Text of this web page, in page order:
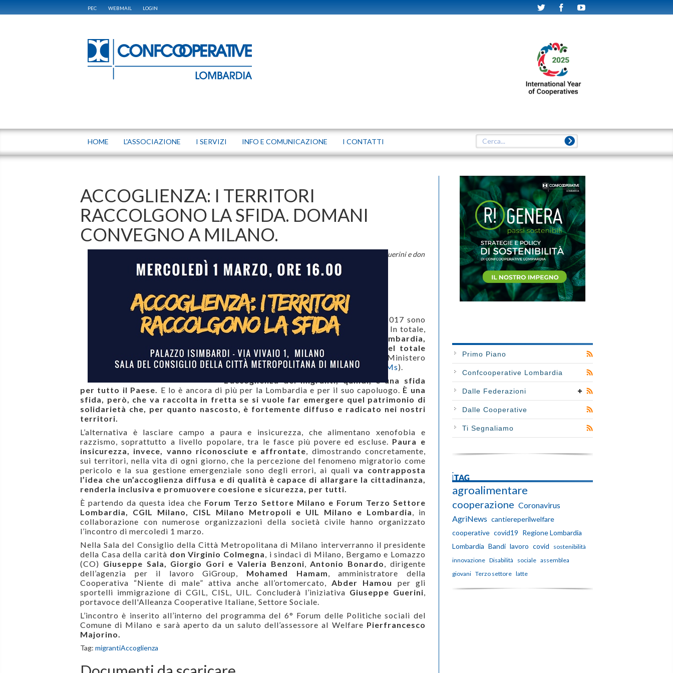
PEC WEBMAIL LOGIN
HOME L'ASSOCIAZIONE I SERVIZI INFO E COMUNICAZIONE I CONTATTI
ACCOGLIENZA: I TERRITORI
RACCOLGONO LA SFIDA. DOMANI
CONVEGNO A MILANO.
Tra i relatori Giuseppe Sala, Giorgio Gori, Giuseppe Guerini e don
Virginio Colmegna
martedì 28 febbraio 2017 Categorie:
Tags:migranti,Accoglienza
Dopo le 181.436 dello scorso anno, nel 2017 sono
già sbarcate in Italia oltre 9mila persone. In totale,
lo Stato ne accoglie oltre 170mila.
La Lombardia,
da sola, ospita il tredici per cento del totale
nazionale, pari a 23.163 persone
(Dati: Ministero
Interno al 31 gennaio,http://bit.ly/2mc2dMs).
L’accoglienza dei migranti, quindi, è una sfida
per tutto il Paese. E lo è ancora di più per la Lombardia e per il suo capoluogo. È una
sfida, però, che va raccolta in fretta se si vuole far emergere quel patrimonio di
solidarietà che, per quanto nascosto, è fortemente diffuso e radicato nei nostri
territori.
L’alternativa è lasciare campo a paura e insicurezza, che alimentano xenofobia e
razzismo, soprattutto a livello popolare, tra le fasce più povere ed escluse. Paura e
insicurezza, invece, vanno riconosciute e affrontate, dimostrando concretamente,
sui territori, nella vita di ogni giorno, che la percezione del fenomeno migratorio come
pericolo e la sua gestione emergenziale sono degli errori, ai qualiva contrapposta
l’idea che un’accoglienza diffusa e di qualità è capace di allargare la cittadinanza,
renderla inclusiva e promuovere coesione e sicurezza, per tutti.
È partendo da questa idea che Forum Terzo Settore Milano e Forum Terzo Settore
Lombardia, CGIL Milano, CISL Milano Metropoli e UIL Milano e Lombardia, in
collaborazione con numerose organizzazioni della societàcivile hanno organizzato
l’incontro di mercoledì 1 marzo.
Nella Sala del Consiglio della Città Metropolitana di Milano interverranno il presidente
della Casa della carità don Virginio Colmegna, i sindaci di Milano, Bergamo e Lomazzo
(CO) Giuseppe Sala, Giorgio Gori e Valeria Benzoni,Antonio Bonardo, dirigente
dell’agenzia per il lavoroGiGroup, Mohamed Hamam, amministratore della
Cooperativa “Niente di male” attiva anche all’ortomercato,Abder Hamou
per gli
sportelli immigrazione di CGIL, CISL, UIL. Concluderà l’iniziativa Giuseppe Guerini,
portavoce dell'Alleanza Cooperative Italiane, Settore Sociale.
L’incontro è inserito all’interno del programma del 6° Forum delle Politiche sociali del
Comune di Milano e sarà aperto da un saluto dell’assessore al Welfare Pierfrancesco
Majorino.
Tag: migrantiAccoglienza
Primo Piano
Confcooperative Lombardia
Dalle Federazioni
Dalle Cooperative
Ti Segnaliamo
iTAG
agroalimentare
cooperazione Coronavirus
AgriNews cantiereperilwelfare
cooperative covid19 Regione Lombardia
Lombardia Bandi lavoro covid
sostenibilità
innovazione Disabilità sociale assemblea
giovani Terzo settore latte